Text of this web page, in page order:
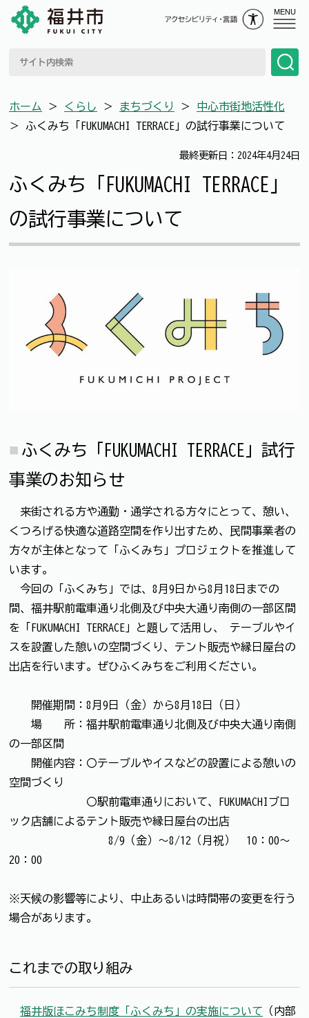
MENU
ホーム ＞ くらし ＞ まちづくり ＞ 中心市街地活性化
＞ ふくみち「FUKUMACHI TERRACE」の試行事業について
最終更新日：2024年4月24日
ふくみち「FUKUMACHI TERRACE」
の試行事業について
ふくみち「FUKUMACHI TERRACE」試行
事業のお知らせ
来街される方や通勤・通学される方々にとって、憩い、
くつろげる快適な道路空間を作り出すため、民間事業者の
方々が主体となって「ふくみち」プロジェクトを推進して
います。
今回の「ふくみち」では、8月9日から8月18日までの
間、福井駅前電車通り北側及び中央大通り南側の一部区間
を「FUKUMACHI TERRACE」と題して活用し、 テーブルやイ
スを設置した憩いの空間づくり、テント販売や縁日屋台の
出店を行います。ぜひふくみちをご利用ください。
開催期間：8月9日（金）から8月18日（日）
場 所：福井駅前電車通り北側及び中央大通り南側
の一部区間
開催内容：〇テーブルやイスなどの設置による憩いの
空間づくり
〇駅前電車通りにおいて、FUKUMACHIブロ
ック店舗によるテント販売や縁日屋台の出店
8/9（金）～8/12（月祝） 10：00～
20：00
※天候の影響等により、中止あるいは時間帯の変更を行う
場合があります。
これまでの取り組み
福井版ほこみち制度「ふくみち」の実施について （内部